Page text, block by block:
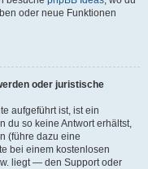
oder neue Funktionen
oder juristische
aufgeführt ist, ist ein
du so keine Antwort erhältst,
(führe dazu eine
bei einem kostenlosen
liegt — den Support oder